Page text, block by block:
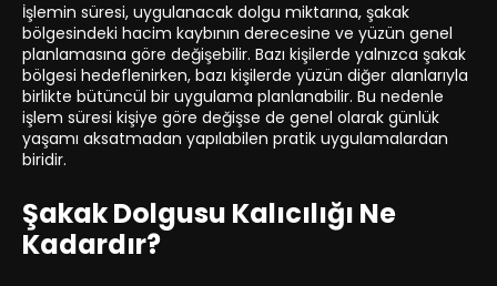
İşlemin süresi, uygulanacak dolgu miktarına, şakak
bölgesindeki hacim kaybının derecesine ve yüzün genel
planlamasına göre değişebilir. Bazı kişilerde yalnızca şakak
bölgesi hedeflenirken, bazı kişilerde yüzün diğer alanlarıyla
birlikte bütüncül bir uygulama planlanabilir. Bu nedenle
işlem süresi kişiye göre değişse de genel olarak günlük
yaşamı aksatmadan yapılabilen pratik uygulamalardan
biridir.
Şakak Dolgusu Kalıcılığı Ne
Kadardır?